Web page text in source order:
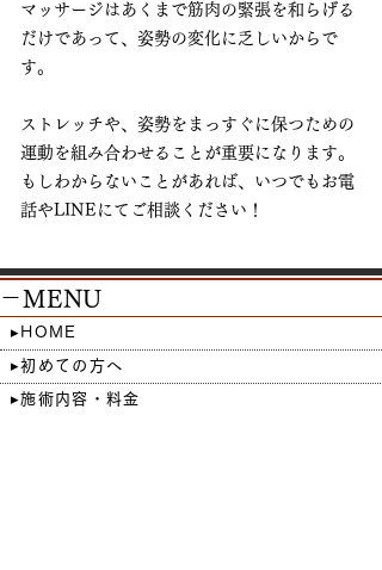
マッサージはあくまで筋肉の緊張を和らげる
だけであって、姿勢の変化に乏しいからで
す。
ストレッチや、姿勢をまっすぐに保つための
運動を組み合わせることが重要になります。
もしわからないことがあれば、いつでもお電
話やLINEにてご相談ください！
－MENU
▸HOME
▸初めての方へ
▸施術内容・料金